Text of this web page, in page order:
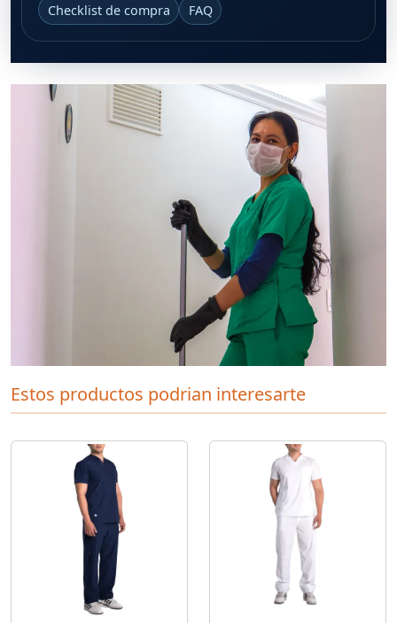
Checklist de compra
FAQ
Estos productos podrian interesarte